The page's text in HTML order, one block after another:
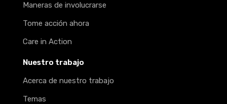
Maneras de involucrarse
Tome acción ahora
Care in Action
Nuestro trabajo
Acerca de nuestro trabajo
Temas